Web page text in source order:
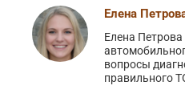
Елена
Елена
вопросы
правильного